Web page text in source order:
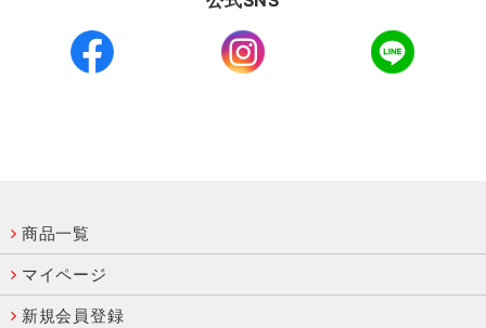
商品一覧
マイページ
新規会員登録